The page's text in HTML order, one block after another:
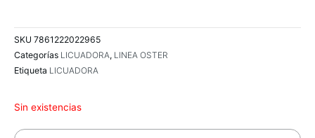
SKU 7861222022965
Categorías LICUADORA, LINEA OSTER
Etiqueta LICUADORA
Sin existencias